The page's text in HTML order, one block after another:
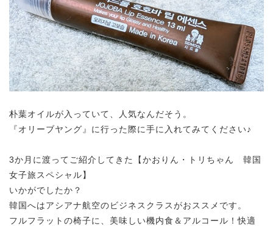
朴葉オイルが入っていて、人気なんだそう。
『オリーブヤング』に行った際に手に入れてみてください♪
3か月に渡ってご紹介してきた【かおりん・トリちゃん 韓国
女子旅スペシャル】
いかがでしたか？
韓国へはアシアナ航空のビジネスクラスがおススメです。
フルフラットの椅子に、美味しい機内食＆アルコール！快適